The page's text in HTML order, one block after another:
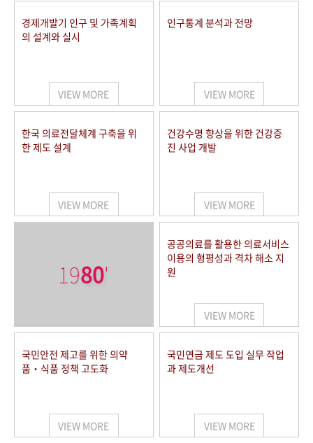
경제개발기 인구 및 가족계획
의 설계와 실시
VIEW MORE
인구통계 분석과 전망
VIEW MORE
한국 의료전달체계 구축을 위
한 제도 설계
VIEW MORE
건강수명 향상을 위한 건강증
진 사업 개발
VIEW MORE
1980'
공공의료를 활용한 의료서비스
이용의 형평성과 격차 해소 지
원
VIEW MORE
국민안전 제고를 위한 의약
품‧식품 정책 고도화
VIEW MORE
국민연금 제도 도입 실무 작업
과 제도개선
VIEW MORE